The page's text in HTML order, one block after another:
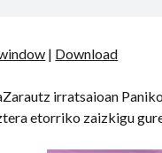
| Download
irratsaioan
etorriko zaizkigu